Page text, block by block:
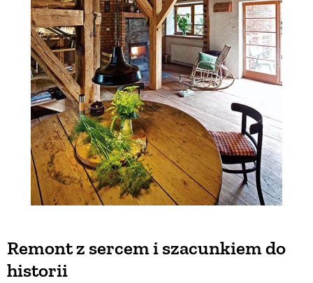
Remont z sercem i szacunkiem do
historii